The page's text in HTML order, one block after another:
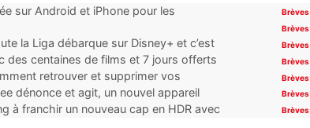
sur Android et iPhone pour les
Brèves
Brèves
la Liga débarque sur Disney+ et c’est
Brèves
des centaines de films et 7 jours offerts Brèves
retrouver et supprimer vos
Brèves
dénonce et agit, un nouvel appareil
Brèves
à franchir un nouveau cap en HDR avec
Brèves